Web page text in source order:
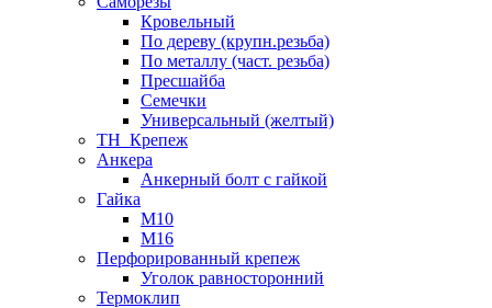
Кровельный
По дереву (крупн.резьба)
По металлу (част. резьба)
Пресшайба
Семечки
Универсальный (желтый)
ТН_Крепеж
Анкера
Анкерный болт с гайкой
Гайка
М10
М16
Перфорированный крепеж
Уголок равносторонний
Термоклип